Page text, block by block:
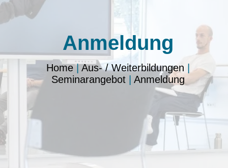
Anmeldung
Home|Aus- / Weiterbildungen
Seminarangebot| Anmeldung